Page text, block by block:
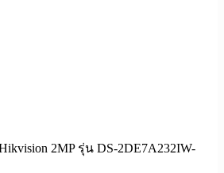
2MP รุ่น DS-2DE7A232IW-